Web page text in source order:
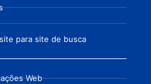
para site de busca
Web